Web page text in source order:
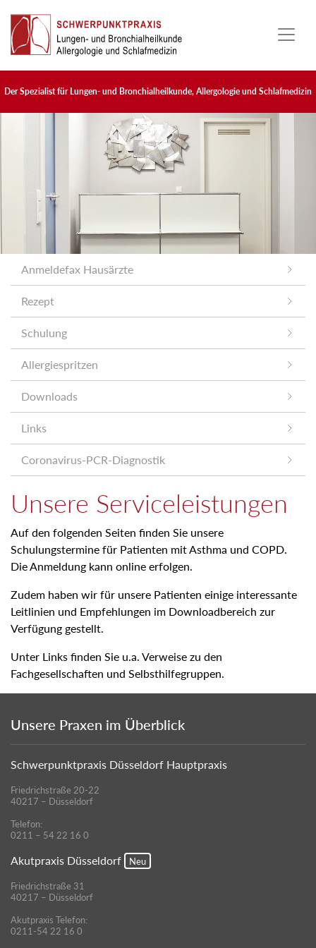
Der Spezialist für Lungen- und Bronchialheilkunde, Allergologie und Schlafmedizin
Anmeldefax Hausärzte
Rezept
Schulung
Allergiespritzen
Downloads
Links
Coronavirus-PCR-Diagnostik
Unsere Serviceleistungen
Auf den folgenden Seiten finden Sie unsere
Schulungstermine für Patienten mit Asthma und COPD.
Die Anmeldung kann online erfolgen.
Zudem haben wir für unsere Patienten einige interessante
Leitlinien und Empfehlungen im Downloadbereich zur
Verfügung gestellt.
Unter Links finden Sie u.a. Verweise zu den
Fachgesellschaften und Selbsthilfegruppen.
Unsere Praxen im Überblick
Schwerpunktpraxis Düsseldorf Hauptpraxis
Friedrichstraße 20-22
40217 – Düsseldorf
Telefon:
0211 – 54 22 16 0
Akutpraxis Düsseldorf
Neu
Friedrichstraße 31
40217 – Düsseldorf
Akutpraxis Telefon:
0211-54 22 16 0